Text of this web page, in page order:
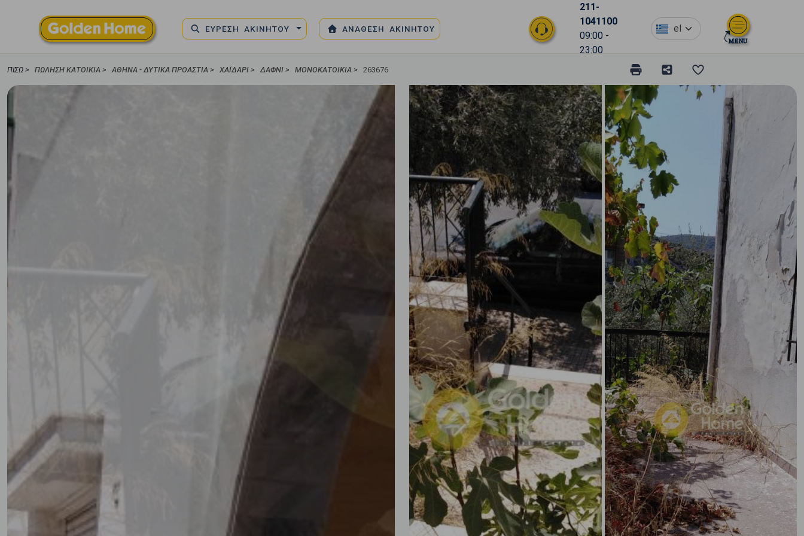
ΕΥΡΕΣΗ ΑΚΙΝΗΤΟΥ ΑΝΑΘΕΣΗ ΑΚΙΝΗΤΟΥ
211-
1041100
09:00 -
23:00
el
ΠΊΣΩ > ΠΏΛΗΣΗ ΚΑΤΟΙΚΊΑ > ΑΘΗΝΑ - ΔΥΤΙΚΑ ΠΡΟΑΣΤΙΑ > ΧΑΪΔΑΡΙ > ΔΑΦΝΊ > ΜΟΝΟΚΑΤΟΙΚΊΑ > 263676